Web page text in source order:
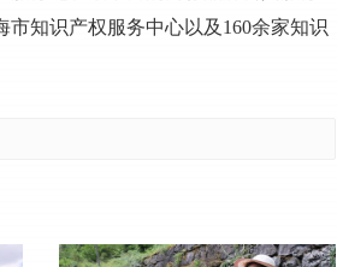
知识产权服务中心以及160余家知识